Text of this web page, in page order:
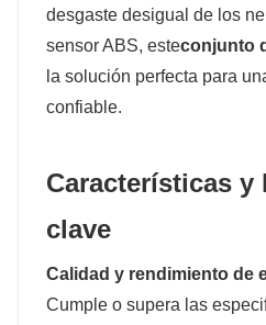
desgaste desigual de los
sensor ABS, esteconjunto
la solución perfecta para
confiable.
Características y
clave
Calidad y rendimiento de
Cumple o supera las